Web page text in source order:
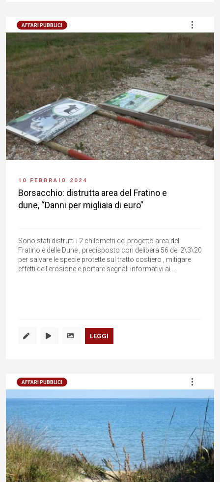
AFFARI PUBBLICI
10 FEBBRAIO 2024
Borsacchio: distrutta area del Fratino e
dune, “Danni per migliaia di euro”
Sono stati distrutti i 2 chilometri del progetto area del
Fratino e delle Dune , predisposto con delibera 56 del 2\3\20
per salvare le specie protette sul tratto costiero , mitigare
effetti dell'erosione e portare segnali informativi ai...
LEGGI
AFFARI PUBBLICI